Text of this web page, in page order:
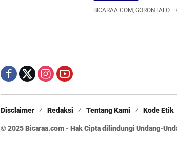
BICARAA.COM,
Disclaimer Redaksi Tentang Kami Kode Etik
© 2025 Bicaraa.com - Hak Cipta dilindungi Undang-